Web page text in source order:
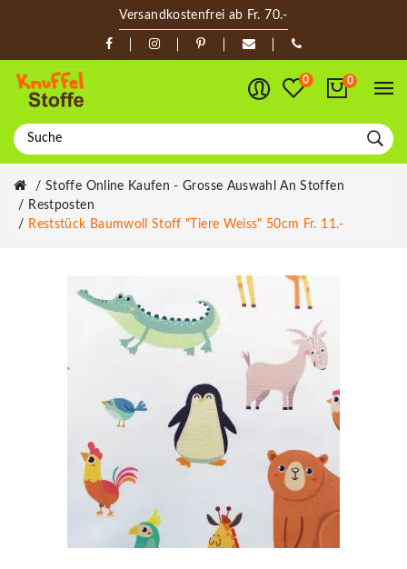
Versandkostenfrei ab Fr. 70.-
0 0
Stoffe Online Kaufen - Grosse Auswahl An Stoffen
Restposten
Reststück Baumwoll Stoff "Tiere Weiss" 50cm Fr. 11.-